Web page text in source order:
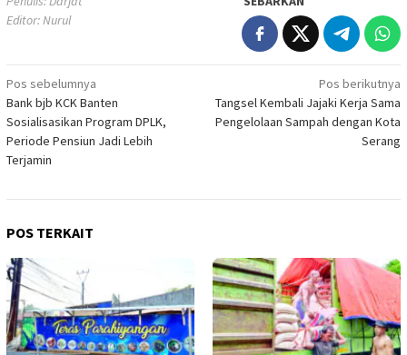
Editor: Nurul
Navigasi
pos
Pos sebelumnya
Bank bjb KCK Banten
Sosialisasikan Program DPLK,
Periode Pensiun Jadi Lebih
Terjamin
Pos berikutnya
Tangsel Kembali Jajaki Kerja Sama
Pengelolaan Sampah dengan Kota
Serang
POS TERKAIT